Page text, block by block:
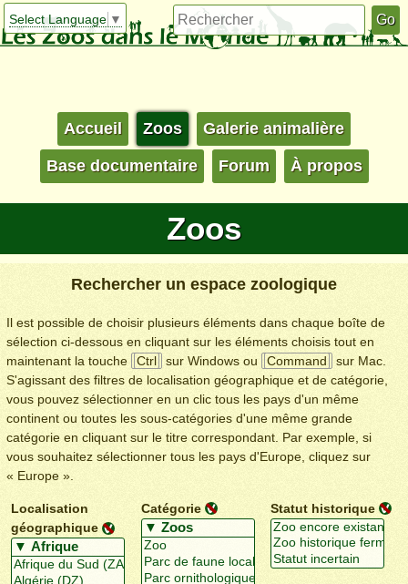
Select Language ▼
Accueil Zoos Galerie animalière
Base documentaire Forum À propos
Zoos
Rechercher un espace zoologique
Il est possible de choisir plusieurs éléments dans chaque boîte de
sélection ci-dessous en cliquant sur les éléments choisis tout en
maintenant la touche
Ctrl sur Windows ou Command
sur Mac.
S'agissant des filtres de localisation géographique et de catégorie,
vous pouvez sélectionner en un clic tous les pays d'un même
continent ou toutes les sous-catégories d'une même grande
catégorie en cliquant sur le titre correspondant. Par exemple, si
vous souhaitez sélectionner tous les pays d'Europe, cliquez sur
« Europe ».
Localisation
géographique
Catégorie Statut historique